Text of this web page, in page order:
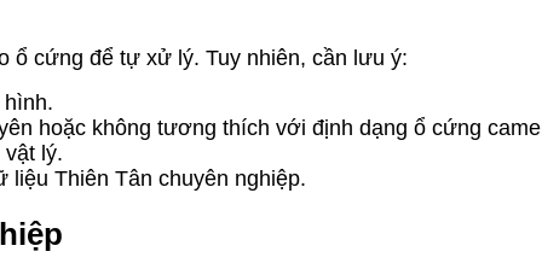
ổ cứng để tự xử lý. Tuy nhiên, cần lưu ý:
hoặc không tương thích với định dạng ổ cứng
lý.
liệu Thiên Tân chuyên nghiệp.